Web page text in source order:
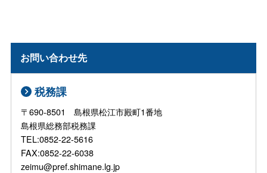
お問い合わせ先
税務課
〒690-8501 島根県松江市殿町1番地
島根県総務部税務課
TEL:0852-22-5616
FAX:0852-22-6038
zeimu@pref.shimane.lg.jp